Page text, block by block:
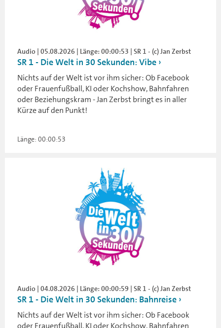
Audio | 05.08.2026 | Länge: 00:00:53 | SR 1 - (c) Jan Zerbst
SR 1 - Die Welt in 30 Sekunden: Vibe
Nichts auf der Welt ist vor ihm sicher: Ob Facebook
oder Frauenfußball, KI oder Kochshow, Bahnfahren
oder Beziehungskram - Jan Zerbst bringt es in aller
Kürze auf den Punkt!
Länge: 00:00:53
Audio | 04.08.2026 | Länge: 00:00:59 | SR 1 - (c) Jan Zerbst
SR 1 - Die Welt in 30 Sekunden: Bahnreise
Nichts auf der Welt ist vor ihm sicher: Ob Facebook
oder Frauenfußball, KI oder Kochshow, Bahnfahren